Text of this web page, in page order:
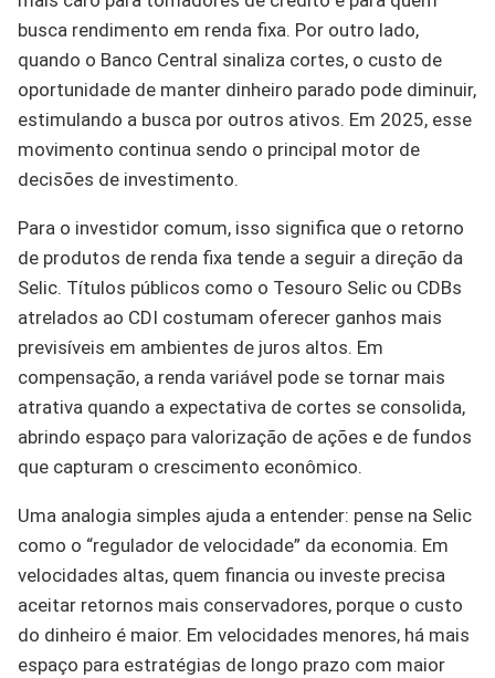
busca rendimento em renda fixa. Por outro lado,
quando o Banco Central sinaliza cortes, o custo de
oportunidade de manter dinheiro parado pode diminuir,
estimulando a busca por outros ativos. Em 2025, esse
movimento continua sendo o principal motor de
decisões de investimento.
Para o investidor comum, isso significa que o retorno
de produtos de renda fixa tende a seguir a direção da
Selic. Títulos públicos como o Tesouro Selic ou CDBs
atrelados ao CDI costumam oferecer ganhos mais
previsíveis em ambientes de juros altos. Em
compensação, a renda variável pode se tornar mais
atrativa quando a expectativa de cortes se consolida,
abrindo espaço para valorização de ações e de fundos
que capturam o crescimento econômico.
Uma analogia simples ajuda a entender: pense na Selic
como o “regulador de velocidade” da economia. Em
velocidades altas, quem financia ou investe precisa
aceitar retornos mais conservadores, porque o custo
do dinheiro é maior. Em velocidades menores, há mais
espaço para estratégias de longo prazo com maior